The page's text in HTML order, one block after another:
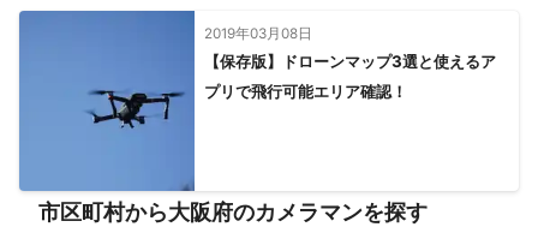
2019年03月08日
【保存版】ドローンマップ3選と使えるア
プリで飛行可能エリア確認！
市区町村から大阪府のカメラマンを探す